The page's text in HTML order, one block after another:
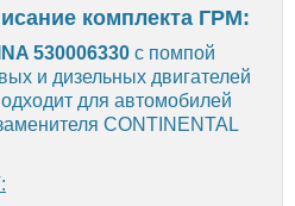
комплекта ГРМ:
530006330 с помпой
и дизельных двигателей
для автомобилей
CONTINENTAL